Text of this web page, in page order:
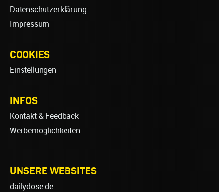
Datenschutzerklärung
Impressum
COOKIES
Einstellungen
INFOS
Kontakt & Feedback
Werbemöglichkeiten
UNSERE WEBSITES
dailydose.de